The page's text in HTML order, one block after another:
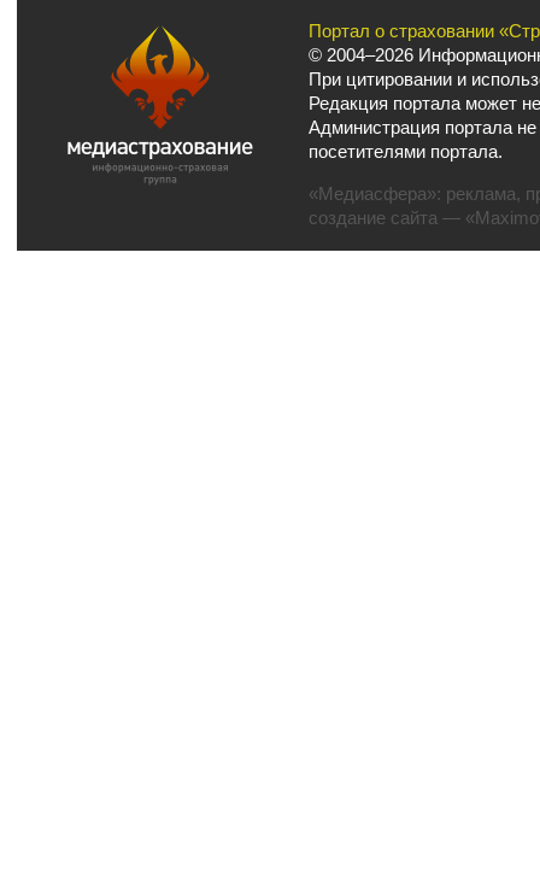
Портал о страховании
© 2004–2026
При цитировании и
Редакция портала может
Администрация портала
посетителями портала.
«Медиасфера»: реклама,
создание сайта —